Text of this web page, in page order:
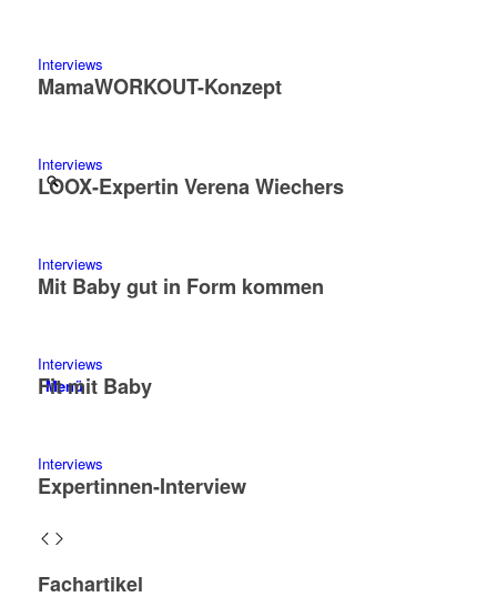
Menü
Interviews
MamaWORKOUT-Konzept
Interviews
LOOX-Expertin Verena Wiechers
Interviews
Mit Baby gut in Form kommen
Interviews
Fit mit Baby
Interviews
Expertinnen-Interview
Fachartikel